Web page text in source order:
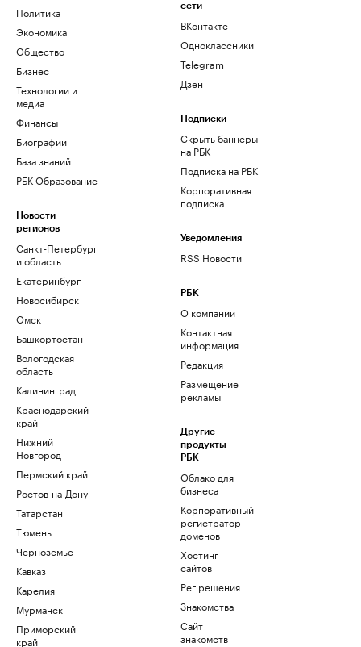
Политика
Экономика
Общество
Бизнес
Технологии и
медиа
Финансы
Биографии
База знаний
РБК Образование
Новости
регионов
Санкт-Петербург
и область
Екатеринбург
Новосибирск
Омск
Башкортостан
Вологодская
область
Калининград
Краснодарский
край
Нижний
Новгород
Пермский край
Ростов-на-Дону
Татарстан
Тюмень
Черноземье
Кавказ
Карелия
Мурманск
Приморский
край
сети
ВКонтакте
Одноклассники
Telegram
Дзен
Подписки
Скрыть баннеры
на РБК
Подписка на РБК
Корпоративная
подписка
Уведомления
RSS Новости
РБК
О компании
Контактная
информация
Редакция
Размещение
рекламы
Другие
продукты
РБК
Облако для
бизнеса
Корпоративный
регистратор
доменов
Хостинг
сайтов
Рег.решения
Знакомства
Сайт
знакомств